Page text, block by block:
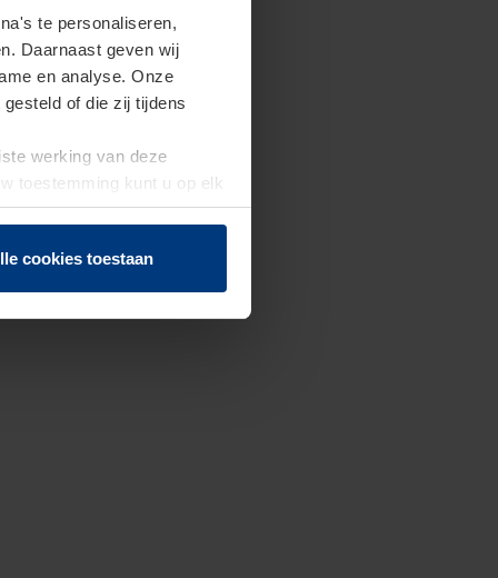
te personaliseren,
Daarnaast geven wij
en analyse. Onze
of die zij tijdens
werking van deze
toestemming kunt u op elk
herroepen.
cookies toestaan